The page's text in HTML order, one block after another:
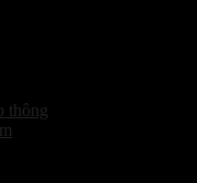
thông